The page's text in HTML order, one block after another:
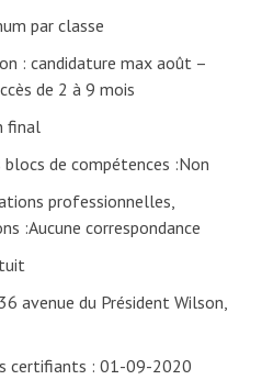
par classe
: candidature max août –
de 2 à 9 mois
final
de compétences :Non
professionnelles,
:Aucune correspondance
avenue du Président Wilson,
certifiants : 01-09-2020